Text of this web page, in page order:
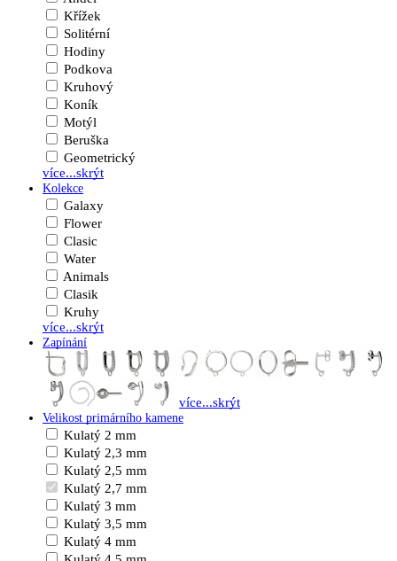
Křížek
Solitérní
Hodiny
Podkova
Kruhový
Koník
Motýl
Beruška
Geometrický
více...skrýt
Kolekce
Galaxy
Flower
Clasic
Water
Animals
Clasik
Kruhy
více...skrýt
Zapínání
více...skrýt
Velikost primárního kamene
Kulatý 2 mm
Kulatý 2,3 mm
Kulatý 2,5 mm
Kulatý 2,7 mm
Kulatý 3 mm
Kulatý 3,5 mm
Kulatý 4 mm